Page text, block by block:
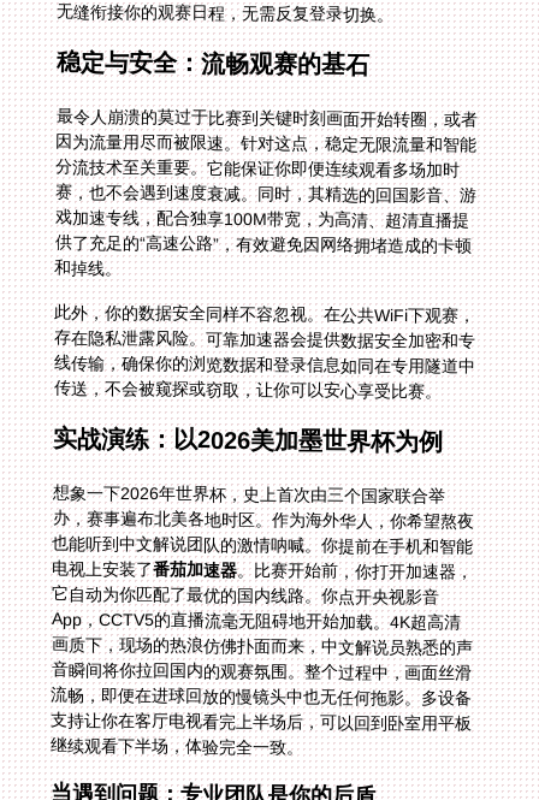
无缝衔接你的观赛日程，无需反复登录切换。
稳定与安全：流畅观赛的基石
最令人崩溃的莫过于比赛到关键时刻画面开始转圈，或者
因为流量用尽而被限速。针对这点，稳定无限流量和智能
分流技术至关重要。它能保证你即便连续观看多场加时
赛，也不会遇到速度衰减。同时，其精选的回国影音、游
戏加速专线，配合独享100M带宽，为高清、超清直播提
供了充足的“高速公路”，有效避免因网络拥堵造成的卡顿
和掉线。
此外，你的数据安全同样不容忽视。在公共WiFi下观赛，
存在隐私泄露风险。可靠加速器会提供数据安全加密和专
线传输，确保你的浏览数据和登录信息如同在专用隧道中
传送，不会被窥探或窃取，让你可以安心享受比赛。
实战演练：以2026美加墨世界杯为例
想象一下2026年世界杯，史上首次由三个国家联合举
办，赛事遍布北美各地时区。作为海外华人，你希望熬夜
也能听到中文解说团队的激情呐喊。你提前在手机和智能
电视上安装了番茄加速器。比赛开始前，你打开加速器，
它自动为你匹配了最优的国内线路。你点开央视影音
App，CCTV5的直播流毫无阻碍地开始加载。4K超高清
画质下，现场的热浪仿佛扑面而来，中文解说员熟悉的声
音瞬间将你拉回国内的观赛氛围。整个过程中，画面丝滑
流畅，即便在进球回放的慢镜头中也无任何拖影。多设备
支持让你在客厅电视看完上半场后，可以回到卧室用平板
继续观看下半场，体验完全一致。